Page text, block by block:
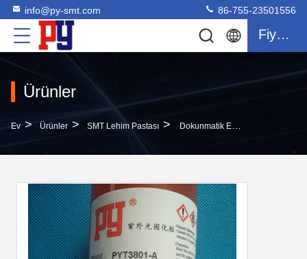
info@py-smt.com 86-755-23501556
Fiyat Teklifi
Ürünler
Ev > Ürünler > SMT Lehim Pastası > Dokunmatik Ekran Onarım Için Plastik SMT Lehim Pastası 50CC UV Kür Yapıştırıcı